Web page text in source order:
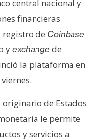
central nacional y
financieras
registro de Coinbase
yexchange de
la plataforma en
de Estados
le permite
y servicios a